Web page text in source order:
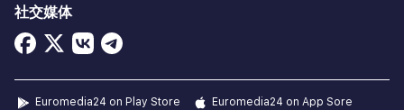
社交媒体
Euromedia24 on Play Store Euromedia24 on App Sore